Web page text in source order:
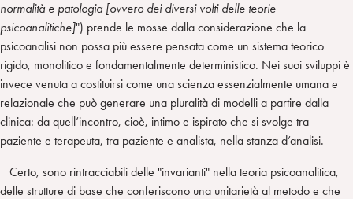
normalità e patologia [ovvero dei diversi volti delle teorie
psicoanalitiche]") prende le mosse dalla considerazione che la
psicoanalisi non possa più essere pensata come un sistema teorico
rigido, monolitico e fondamentalmente deterministico. Nei suoi sviluppi è
invece venuta a costituirsi come una scienza essenzialmente umana e
relazionale che può generare una pluralità di modelli a partire dalla
clinica: da quell’incontro, cioè, intimo e ispirato che si svolge tra
paziente e terapeuta, tra paziente e analista, nella stanza d’analisi.
Certo, sono rintracciabili delle "invarianti" nella teoria psicoanalitica,
delle strutture di base che conferiscono una unitarietà al metodo e che